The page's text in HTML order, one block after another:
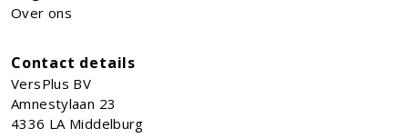
Over ons
Contact details
VersPlus BV
Amnestylaan 23
4336 LA Middelburg